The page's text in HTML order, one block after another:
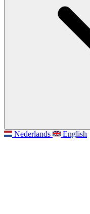
Nederlands English